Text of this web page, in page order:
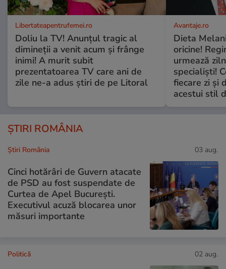
Libertateapentrufemei.ro
Doliu la TV! Anunțul tragic al
dimineții a venit acum și frânge
inimi! A murit subit
prezentatoarea TV care ani de
zile ne-a adus știri de pe Litoral
Avantaje.ro
Dieta
oricine!
urmează
specialiști!
fiecare zi și
acestui stil
ȘTIRI ROMÂNIA
Știri România 03 aug.
Cinci hotărâri de Guvern atacate
de PSD au fost suspendate de
Curtea de Apel București.
Executivul acuză blocarea unor
măsuri importante
Politică 02 aug.